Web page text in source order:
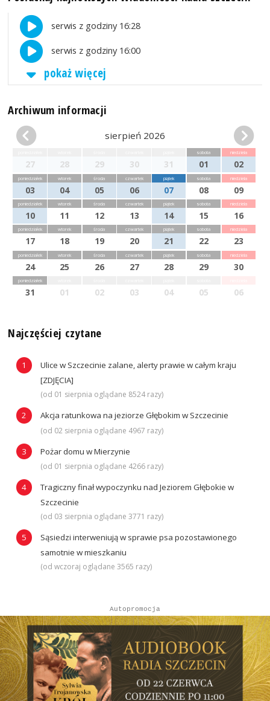
serwis z godziny 16:28
serwis z godziny 16:00
pokaż więcej
Archiwum informacji
sierpień 2026
27 28 29 30 31
sobota
01
niedziela
02
poniedziałek
03
wtorek
04
środa
05
czwartek
06
piątek
07
sobota
08
niedziela
09
poniedziałek
10
wtorek
11
środa
12
czwartek
13
piątek
14
sobota
15
niedziela
16
poniedziałek
17
wtorek
18
środa
19
czwartek
20
piątek
21
sobota
22
niedziela
23
poniedziałek
24
wtorek
25
środa
26
czwartek
27
piątek
28
sobota
29
niedziela
30
poniedziałek
31 01 02 03 04 05 06
Najczęściej czytane
Ulice w Szczecinie zalane, alerty prawie w całym kraju
[ZDJĘCIA]
(od 01 sierpnia oglądane 8524 razy)
Akcja ratunkowa na jeziorze Głębokim w Szczecinie
(od 02 sierpnia oglądane 4967 razy)
Pożar domu w Mierzynie
(od 01 sierpnia oglądane 4266 razy)
Tragiczny finał wypoczynku nad Jeziorem Głębokie w
Szczecinie
(od 03 sierpnia oglądane 3771 razy)
Sąsiedzi interweniują w sprawie psa pozostawionego
samotnie w mieszkaniu
(od wczoraj oglądane 3565 razy)
Autopromocja